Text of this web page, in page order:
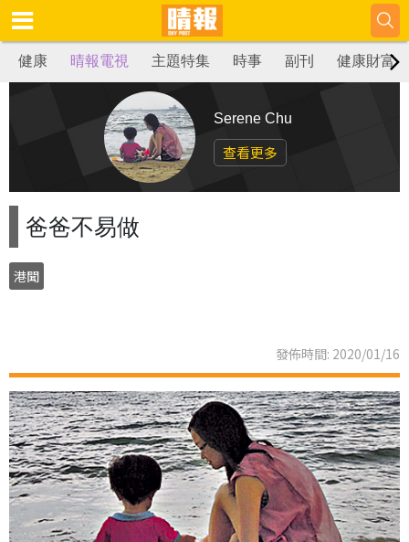
健康 晴報電視 主題特集 時事 副刊 健康財富
Serene Chu
查看更多
爸爸不易做
港聞
發佈時間: 2020/01/16